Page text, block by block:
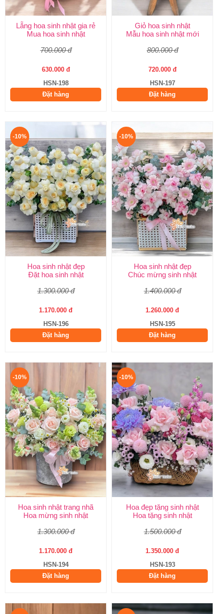
Lẵng hoa sinh nhật gia rẻ
Mua hoa sinh nhật
700.000 đ
630.000 đ
HSN-198
Đặt hàng
Giỏ hoa sinh nhật
Mẫu hoa sinh nhật mới
800.000 đ
720.000 đ
HSN-197
Đặt hàng
-10%
Hoa sinh nhật đẹp
Đặt hoa sinh nhật
1.300.000 đ
1.170.000 đ
HSN-196
Đặt hàng
-10%
Hoa sinh nhật đẹp
Chúc mừng sinh nhật
1.400.000 đ
1.260.000 đ
HSN-195
Đặt hàng
-10%
Hoa sinh nhật trang nhã
Hoa mừng sinh nhật
1.300.000 đ
1.170.000 đ
HSN-194
Đặt hàng
-10%
Hoa đẹp tặng sinh nhật
Hoa tặng sinh nhật
1.500.000 đ
1.350.000 đ
HSN-193
Đặt hàng